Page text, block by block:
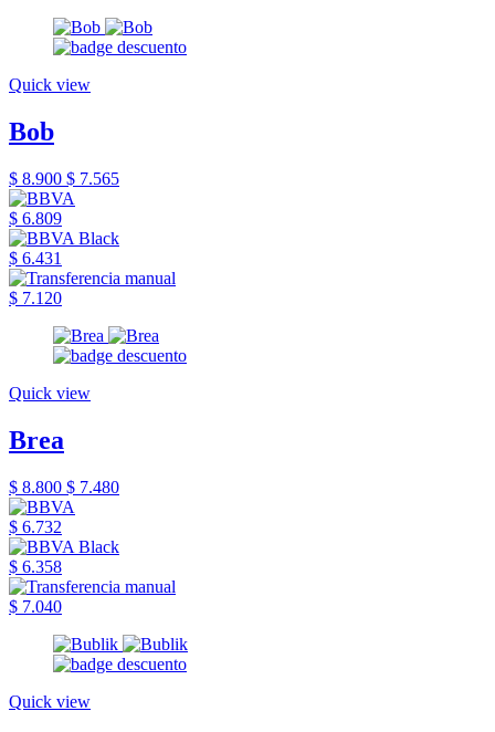
Quick view
Bob
$ 8.900 $ 7.565
$ 6.809
$ 6.431
$ 7.120
Quick view
Brea
$ 8.800 $ 7.480
$ 6.732
$ 6.358
$ 7.040
Quick view